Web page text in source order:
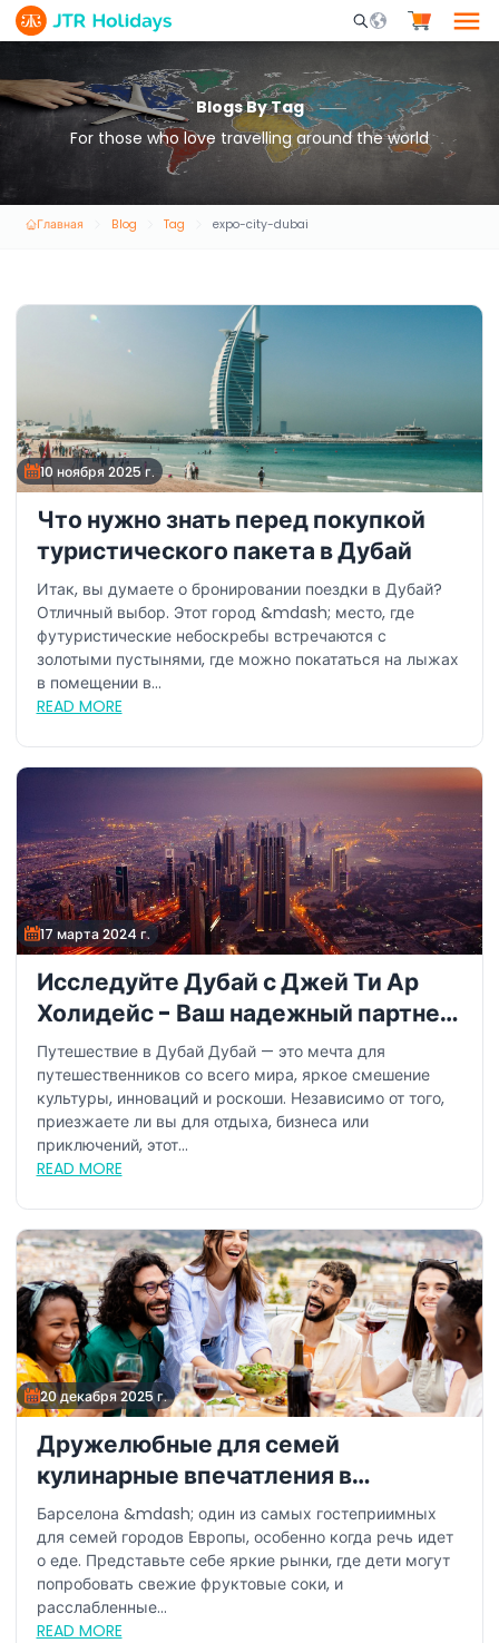
Mobile Search
Blogs By Tag
For those who love travelling around the world
Главная Blog Tag expo-city-dubai
10 ноября 2025 г.
Что нужно знать перед покупкой
туристического пакета в Дубай
Итак, вы думаете о бронировании поездки в Дубай?
Отличный выбор. Этот город &mdash; место, где
футуристические небоскребы встречаются с
золотыми пустынями, где можно покататься на лыжах
в помещении в...
READ MORE
17 марта 2024 г.
Исследуйте Дубай с Джей Ти Ар
Холидейс - Ваш надежный партнер
в путешествиях
Путешествие в Дубай Дубай — это мечта для
путешественников со всего мира, яркое смешение
культуры, инноваций и роскоши. Независимо от того,
приезжаете ли вы для отдыха, бизнеса или
приключений, этот...
READ MORE
20 декабря 2025 г.
Дружелюбные для семей
кулинарные впечатления в
Барселоне
Барселона &mdash; один из самых гостеприимных
для семей городов Европы, особенно когда речь идет
о еде. Представьте себе яркие рынки, где дети могут
попробовать свежие фруктовые соки, и
расслабленные...
READ MORE